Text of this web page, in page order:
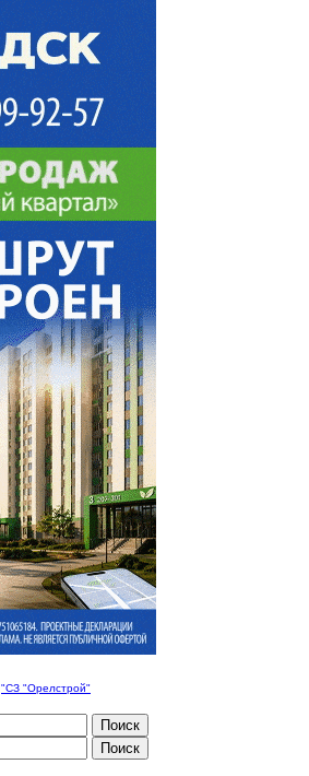
"СЗ "Орелстрой"